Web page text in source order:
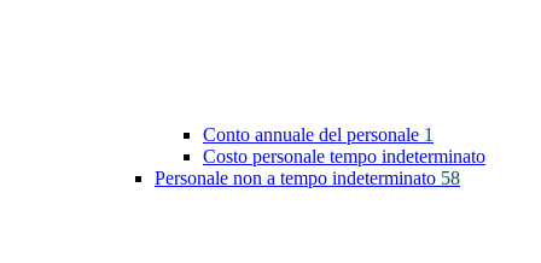
Conto annuale del personale 1
Costo personale tempo indeterminato
Personale non a tempo indeterminato 58